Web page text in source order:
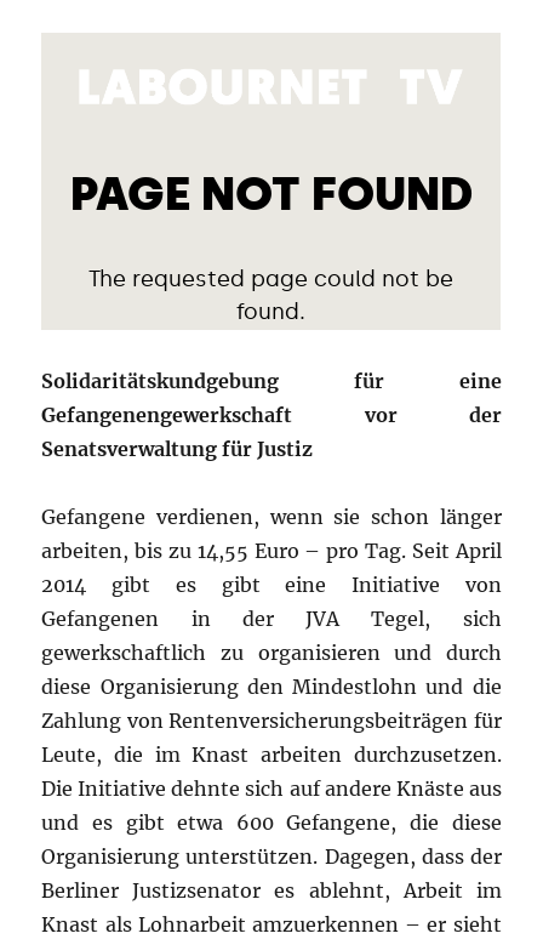
Solidaritätskundgebung für eine
Gefangenengewerkschaft vor der
Senatsverwaltung für Justiz
Gefangene verdienen, wenn sie schon länger
arbeiten, bis zu 14,55 Euro – pro Tag. Seit April
2014 gibt es gibt eine Initiative von
Gefangenen in der JVA Tegel, sich
gewerkschaftlich zu organisieren und durch
diese Organisierung den Mindestlohn und die
Zahlung von Rentenversicherungsbeiträgen für
Leute, die im Knast arbeiten durchzusetzen.
Die Initiative dehnte sich auf andere Knäste aus
und es gibt etwa 600 Gefangene, die diese
Organisierung unterstützen. Dagegen, dass der
Berliner Justizsenator es ablehnt, Arbeit im
Knast als Lohnarbeit amzuerkennen – er sieht